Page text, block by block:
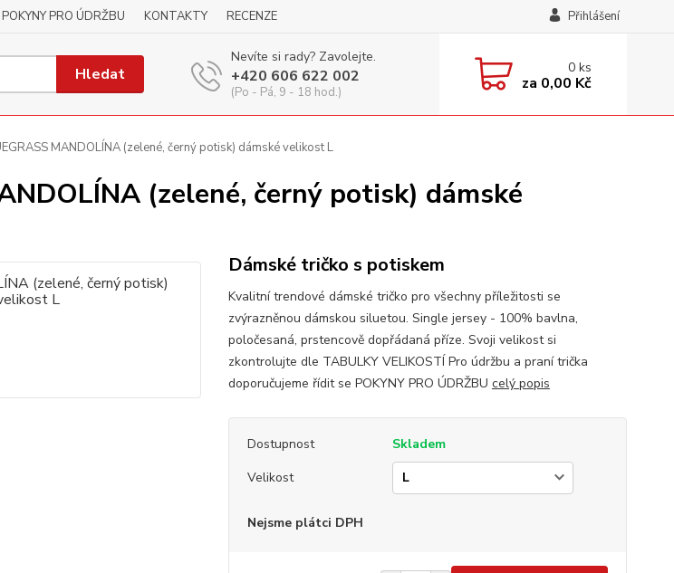
POKYNY PRO ÚDRŽBU KONTAKTY RECENZE Přihlášení
Hledat
Nevíte si rady? Zavolejte.
+420 606 622 002
(Po - Pá, 9 - 18 hod.)
0ks
za 0,00 Kč
MANDOLÍNA (zelené, černý potisk) dámské velikost L
(zelené, černý potisk) dámské
Dámské tričko s potiskem
Kvalitní trendové dámské tričko pro všechny příležitosti se
zvýrazněnou dámskou siluetou. Single jersey - 100% bavlna,
poločesaná, prstencově dopřádaná příze. Svoji velikost si
zkontrolujte dle TABULKY VELIKOSTÍ Pro údržbu a praní trička
doporučujeme řídit se POKYNY PRO ÚDRŽBU celý popis
Dostupnost
Skladem
Velikost
Nejsme plátci DPH